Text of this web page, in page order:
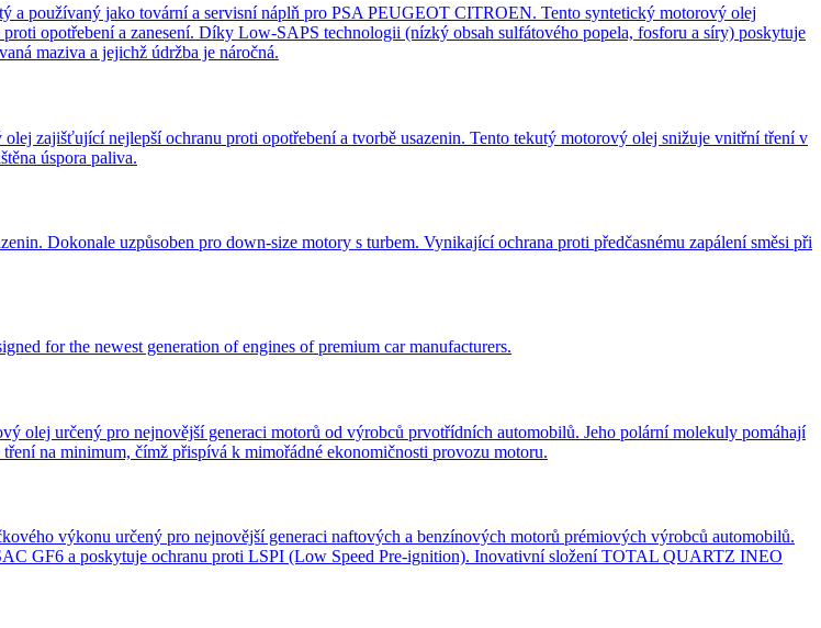
jako tovární a servisní náplň pro PSA PEUGEOT CITROEN. Tento syntetický motorový olej
opotřebení a zanesení. Díky Low-SAPS technologii (nízký obsah sulfátového popela, fosforu a síry) poskytuje
maziva a jejichž údržba je náročná.
nejlepší ochranu proti opotřebení a tvorbě usazenin. Tento tekutý motorový olej snižuje vnitřní tření v
úspora paliva.
Dokonale uzpůsoben pro down-size motory s turbem. Vynikající ochrana proti předčasnému zapálení směsi při
for the newest generation of engines of premium car manufacturers.
určený pro nejnovější generaci motorů od výrobců prvotřídních automobilů. Jeho polární molekuly pomáhají
na minimum, čímž přispívá k mimořádné ekonomičnosti provozu motoru.
výkonu určený pro nejnovější generaci naftových a benzínových motorů prémiových výrobců automobilů.
GF6 a poskytuje ochranu proti LSPI (Low Speed Pre-ignition). Inovativní složení TOTAL QUARTZ INEO